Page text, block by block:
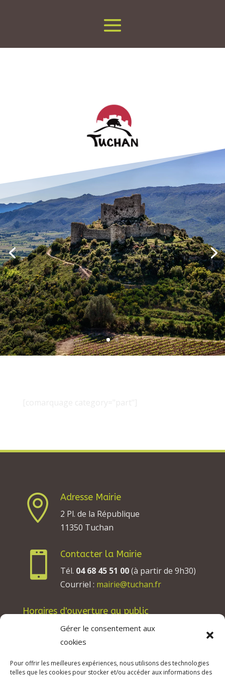
Gérer le consentement aux
cookies
Pour offrir les meilleures expériences, nous utilisons des technologies
telles que les cookies pour stocker et/ou accéder aux informations des

Adresse Mairie
2 Pl. de la République
11350 Tuchan

Contacter la Mairie
Tél. 04 68 45 51 00(à partir de 9h30)
Courriel : mairie@tuchan.fr
Horaires d'ouverture au public
Les lundis, mardis et jeudis : de 8h à 12h et de
13h30 à 17h30.
Les vendredis : de 8h à 12h.